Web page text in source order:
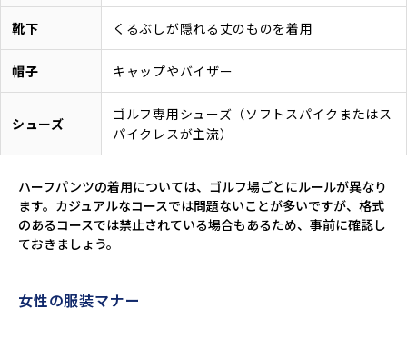
靴下 くるぶしが隠れる丈のものを着用
帽子 キャップやバイザー
シューズ
ゴルフ専用シューズ（ソフトスパイクまたはス
パイクレスが主流）
ハーフパンツの着用については、ゴルフ場ごとにルールが異なり
ます。カジュアルなコースでは問題ないことが多いですが、格式
のあるコースでは禁止されている場合もあるため、事前に確認し
ておきましょう。
女性の服装マナー